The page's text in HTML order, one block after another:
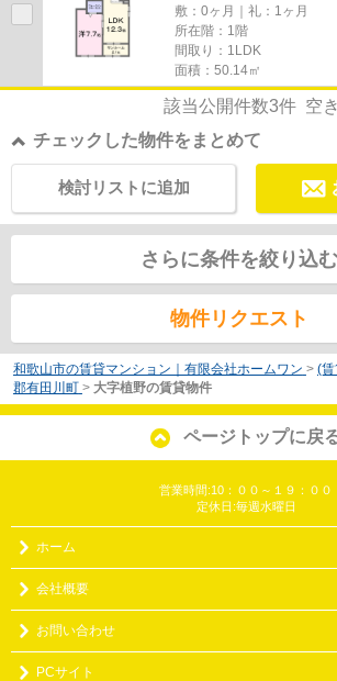
敷：0ヶ月｜礼：1ヶ月
所在階：1階
間取り：1LDK
面積：50.14㎡
該当公開件数3件 空
チェックした物件をまとめて
検討リストに追加
さらに条件を絞り込む
物件リクエスト
和歌山市の賃貸マンション｜有限会社ホームワン > (
郡有田川町 > 大字植野の賃貸物件
ページトップに戻
営業時間:10：００～１９：００
定休日:毎週水曜日
ホーム
会社概要
お問い合わせ
PCサイト